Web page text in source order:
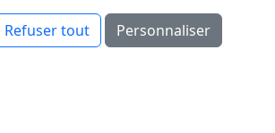
Refuser tout Personnaliser